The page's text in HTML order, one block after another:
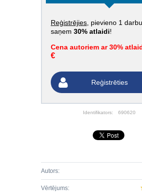
Reģistrējies , pievieno 1
saņem 30% atlaidi!
Cena autoriem ar 30%
€
Reģistrēties
Identifikators: 690620
Autors:
Vērtējums: